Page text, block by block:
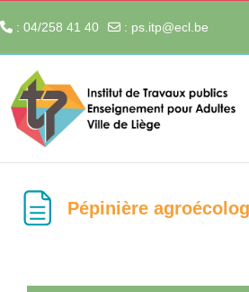
: 04/258 41 40 : ps.itp@ecl.be
Pépinière